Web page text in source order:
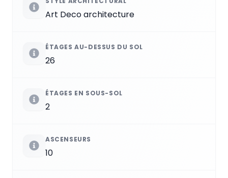
Art Deco architecture
ÉTAGES AU-DESSUS DU SOL
26
ÉTAGES EN SOUS-SOL
2
ASCENSEURS
10